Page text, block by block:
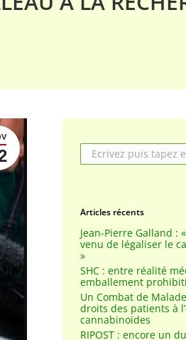
Search:
Articles récents
Jean-Pierre Galland :
venu de légaliser le
»
SHC : entre réalité
emballement
Un Combat de
droits des patients à
cannabinoïdes
RIPOST : encore un